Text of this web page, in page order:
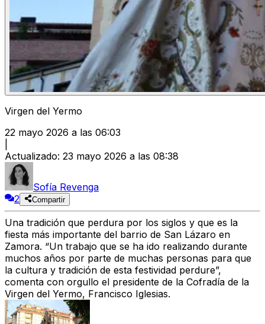
Virgen del Yermo
22 mayo 2026 a las 06:03
Actualizado: 23 mayo 2026 a las 08:38
Sofía Revenga
2
Compartir
Una tradición que perdura por los siglos y que es la
fiesta más importante del barrio de San Lázaro en
Zamora. “Un trabajo que se ha ido realizando durante
muchos años por parte de muchas personas para que
la cultura y tradición de esta festividad perdure”,
comenta con orgullo el presidente de la Cofradía de la
Virgen del Yermo, Francisco Iglesias.